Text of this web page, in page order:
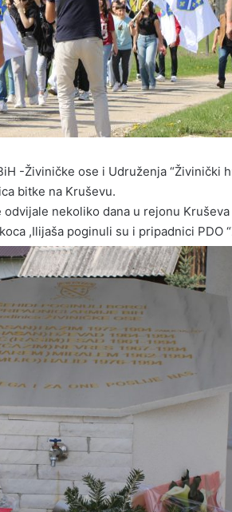
-Živiničke ose i Udruženja “Živinički
bitke na Kruševu.
nekoliko dana u rejonu
,Ilijaša poginuli su i pripadnici PDO